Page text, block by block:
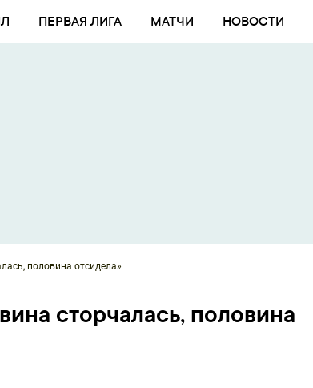
ПЕРВАЯ ЛИГА МАТЧИ НОВОСТИ
половина отсидела»
сторчалась, половина